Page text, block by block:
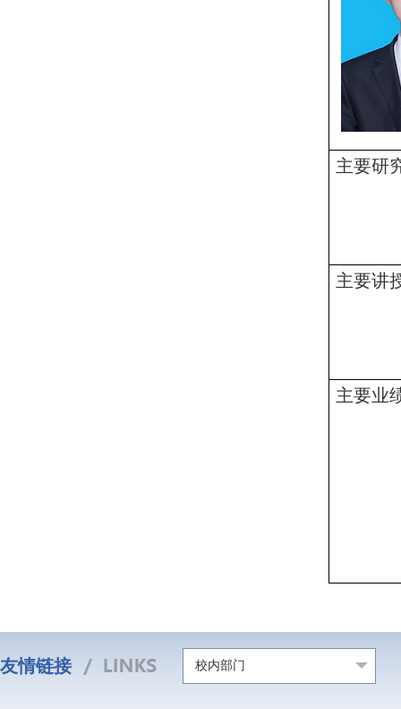
主要研
主要讲
主要业
友情链接 校内部门